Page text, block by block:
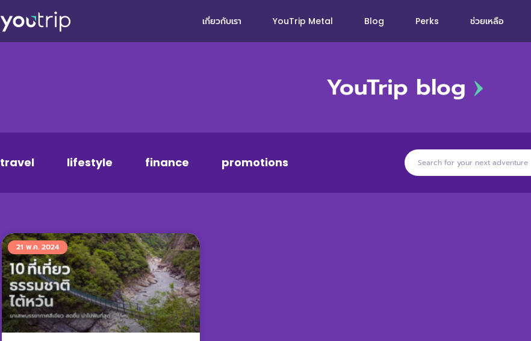
เกี่ยวกับเรา YouTrip Metal Blog Perks ช่วยเหลือ
YouTrip blog
travel lifestyle finance promotions
21 พ.ค. 2024